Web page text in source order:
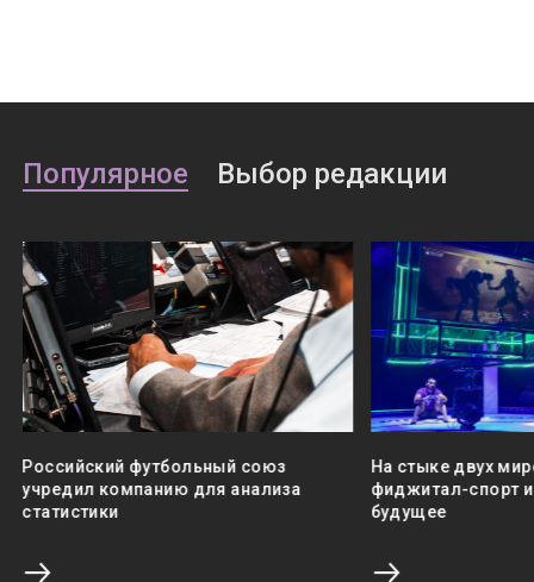
Популярное Выбор редакции
Российский футбольный союз
учредил компанию для анализа
статистики
На стыке двух
фиджитал-спорт
будущее